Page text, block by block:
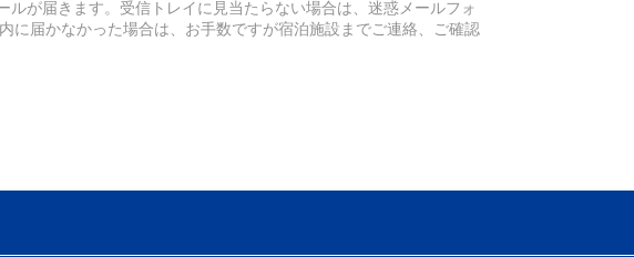
が届きます。受信トレイに見当たらない場合は、迷惑メールフォ
に届かなかった場合は、お手数ですが宿泊施設までご連絡、ご確認